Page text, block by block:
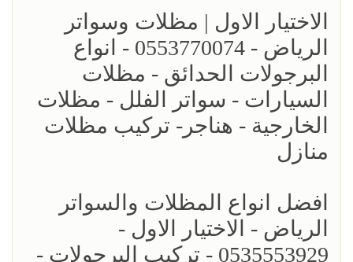
الاختيار الاول | مظلات وسواتر
الرياض - 0553770074 - انواع
البرجولات الحدائق - مظلات
السيارات - سواتر الفلل - مظلات
الخارجية - هناجر- تركيب مظلات
منازل
افضل انواع المظلات والسواتر
الرياض - الاختيار الاول -
0535553929 - تركيب البرجولات -